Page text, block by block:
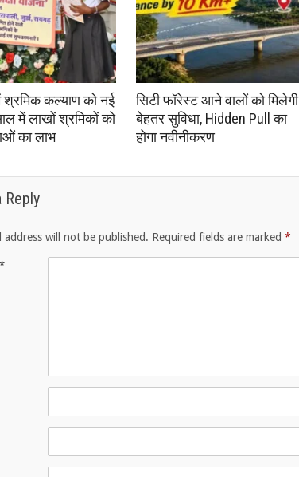
श्रमिक कल्याण को नई
में लाखों श्रमिकों को
का लाभ
सिटी फॉरेस्ट आने वालों को मिलेगी
बेहतर सुविधा, Hidden Pull का
होगा नवीनीकरण
Reply
address will not be published. Required fields are marked *
*